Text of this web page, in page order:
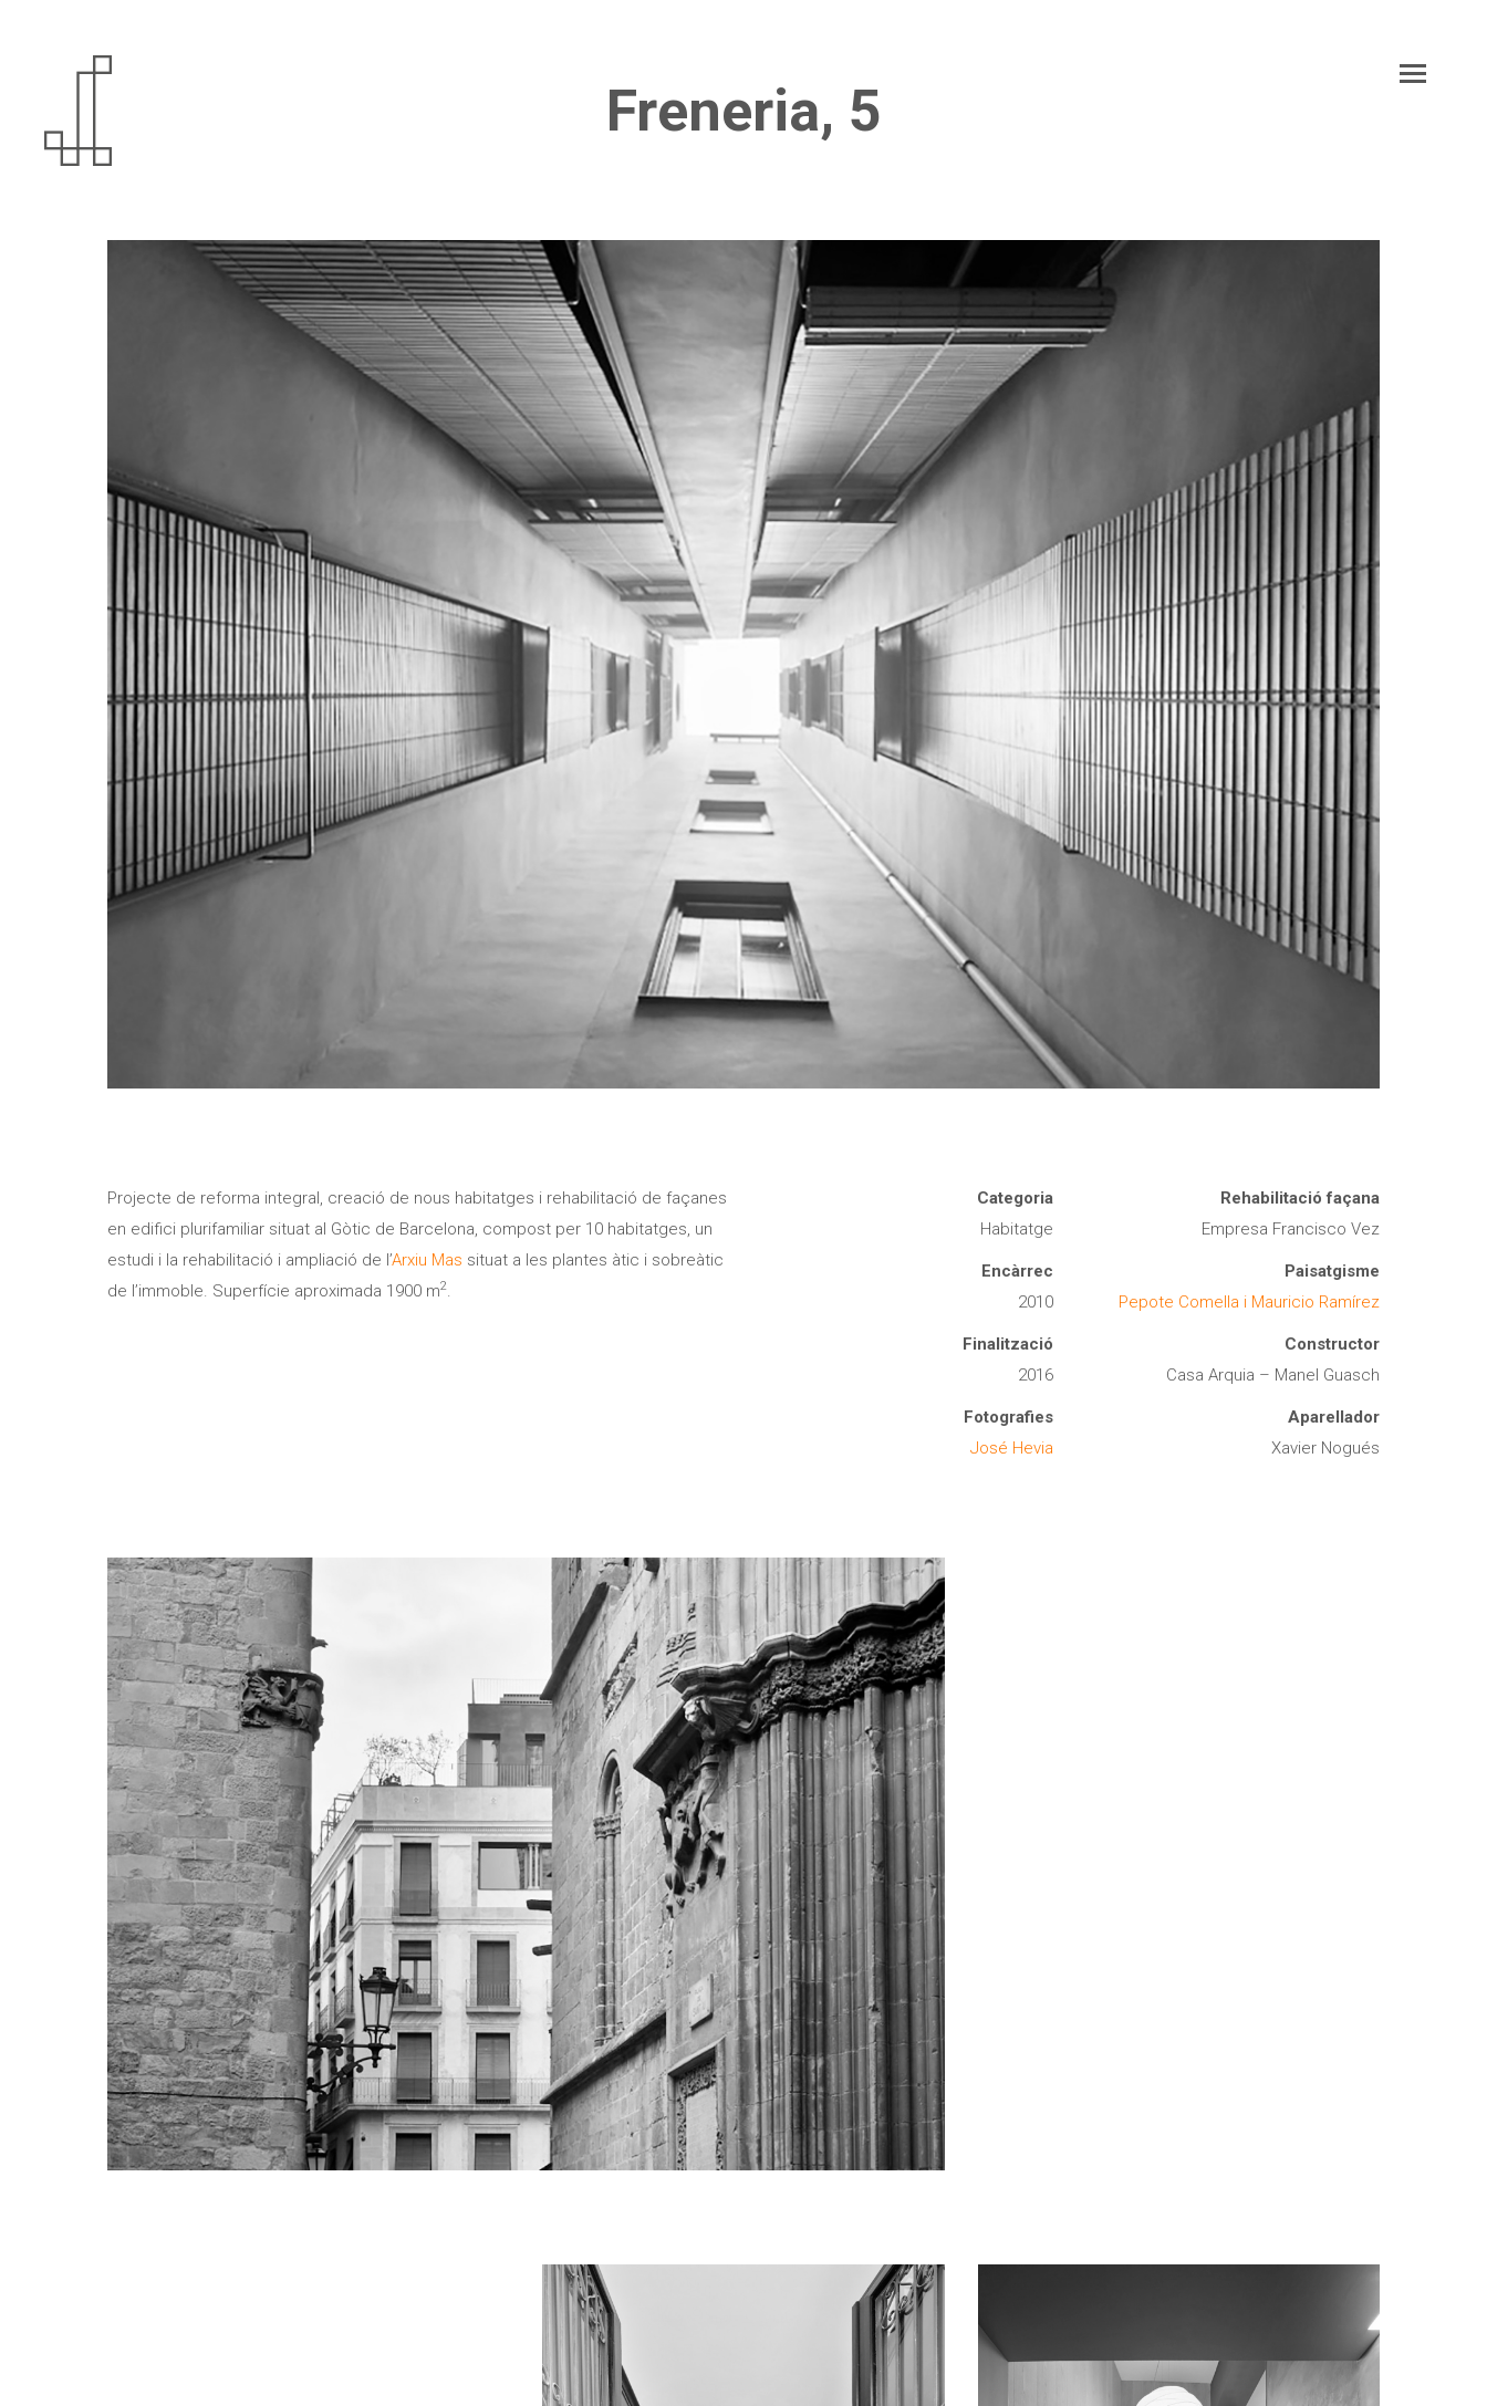
Freneria, 5
Projecte de reforma integral, creació de nous habitatges i rehabilitació de façanes
en edifici plurifamiliar situat al Gòtic de Barcelona, compost per 10 habitatges, un
estudi i la rehabilitació i ampliació de l’Arxiu Mas situat a les plantes àtic i sobreàtic
de l’immoble. Superfície aproximada 1900 m2.
Categoria
Habitatge
Encàrrec
2010
Finalització
2016
Fotografies
José Hevia
Rehabilitació façana
Empresa Francisco Vez
Paisatgisme
Pepote Comella i Mauricio Ramírez
Constructor
Casa Arquia – Manel Guasch
Aparellador
Xavier Nogués